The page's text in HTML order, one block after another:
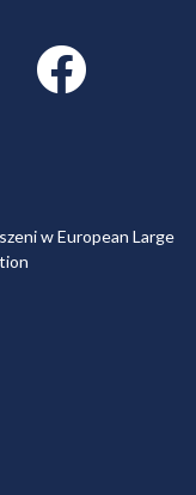
Facebook link
w European Large